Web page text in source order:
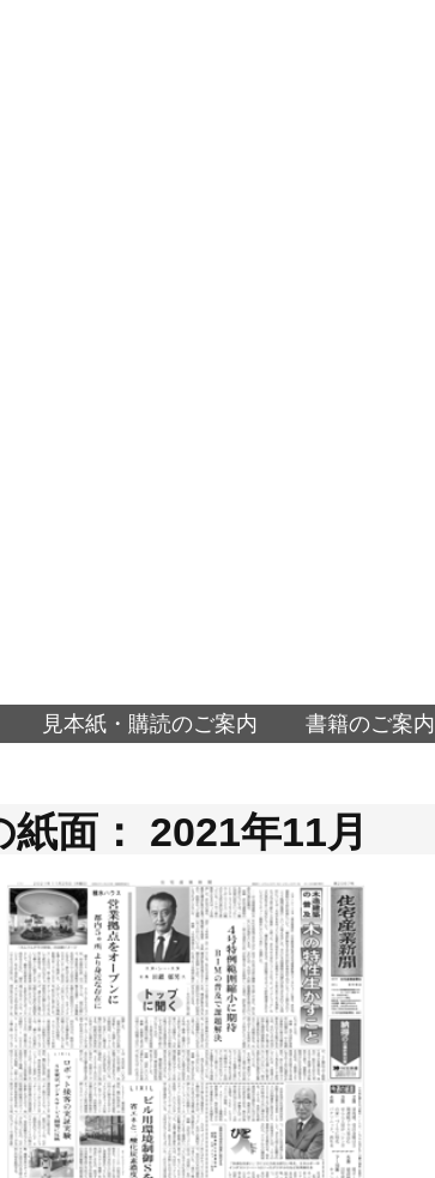
見本紙・購読のご案内 書籍のご案内
紙面： 2021年11月